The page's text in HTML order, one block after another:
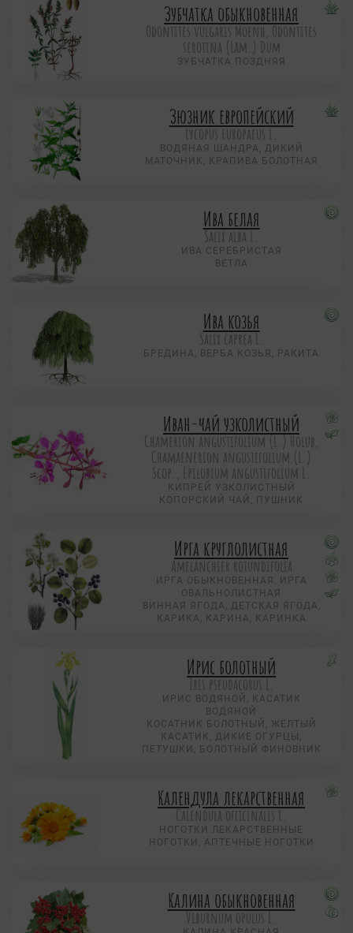
Зубчатка обыкновенная
Odontites vulgaris Moenh, Odontites
serotina (Lam.) Dum
ЗУБЧАТКА ПОЗДНЯЯ
Зюзник европейский
Lycopus europaeus L.
ВОДЯНАЯ ШАНДРА, ДИКИЙ
МАТОЧНИК, КРАПИВА БОЛОТНАЯ
Ива белая
Salix alba L.
ИВА СЕРЕБРИСТАЯ
ВЕТЛА
Ива козья
Salix caprea L.
БРЕДИНА, ВЕРБА КОЗЬЯ, РАКИТА
Иван-чай узколистный
Chamerion angustifolium (L.) Holub,
Chamaenerion angustifolium (L.)
Scop., Epilobium angustifolium L.
КИПРЕЙ УЗКОЛИСТНЫЙ
КОПОРСКИЙ ЧАЙ, ПУШНИК
Ирга круглолистная
Amelanchier rotundifolia
ИРГА ОБЫКНОВЕННАЯ, ИРГА
ОВАЛЬНОЛИСТНАЯ
ВИННАЯ ЯГОДА, ДЕТСКАЯ ЯГОДА,
КАРИКА, КАРИНА, КАРИНКА
Ирис болотный
Iris pseudacorus L.
ИРИС ВОДЯНОЙ, КАСАТИК
ВОДЯНОЙ
КОСАТНИК БОЛОТНЫЙ, ЖЕЛТЫЙ
КАСАТИК, ДИКИЕ ОГУРЦЫ,
ПЕТУШКИ, БОЛОТНЫЙ ФИНОВНИК
Календула лекарственная
Calendula officinalis L.
НОГОТКИ ЛЕКАРСТВЕННЫЕ
НОГОТКИ, АПТЕЧНЫЕ НОГОТКИ
Калина обыкновенная
Viburnum opulus L.